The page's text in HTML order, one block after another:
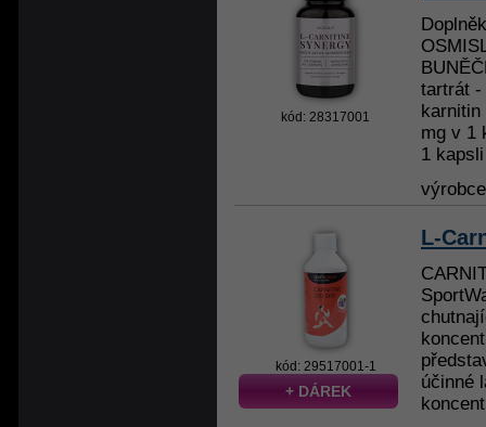
kód: 28317001
tartrát -
karnitin
mg v 1
1
kód: 29517001-1
+ DÁREK
L-
účinné